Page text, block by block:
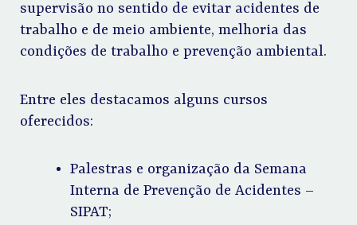
supervisão no sentido de evitar acidentes de
trabalho e de meio ambiente, melhoria das
condições de trabalho e prevenção ambiental.
Entre eles destacamos alguns cursos
oferecidos:
Palestras e organização da Semana
Interna de Prevenção de Acidentes –
SIPAT;